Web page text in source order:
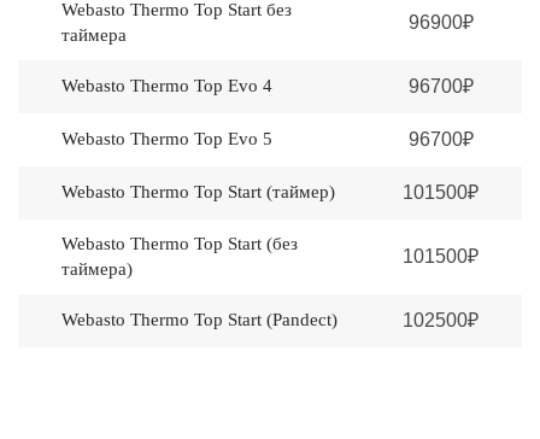
Webasto Thermo Top Start без
таймера
96900₽
Webasto Thermo Top Evo 4 96700₽
Webasto Thermo Top Evo 5 96700₽
Webasto Thermo Top Start (таймер) 101500₽
Webasto Thermo Top Start (без
таймера)
101500₽
Webasto Thermo Top Start (Pandеct) 102500₽